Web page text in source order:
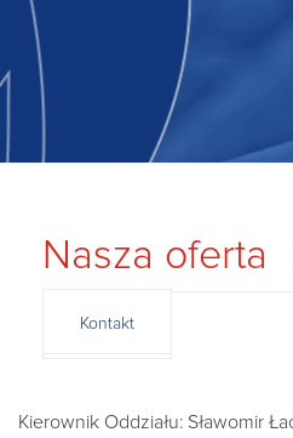
Nasza oferta
Kontakt
Kierownik Oddziału: Sławomir